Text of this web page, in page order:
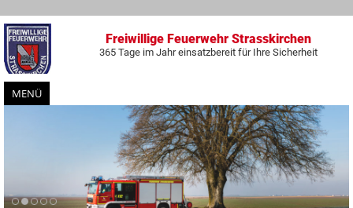
Freiwillige Feuerwehr Strasskirchen
365 Tage im Jahr einsatzbereit für Ihre Sicherheit
MENÜ
Zum
Inhalt
springen